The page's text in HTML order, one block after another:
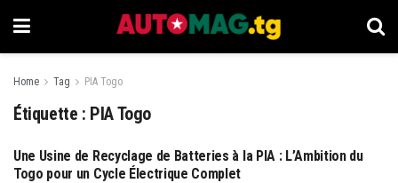
Home Tag PIA Togo
Étiquette : PIA Togo
Une Usine de Recyclage de Batteries à la PIA : L’Ambition du
Togo pour un Cycle Électrique Complet